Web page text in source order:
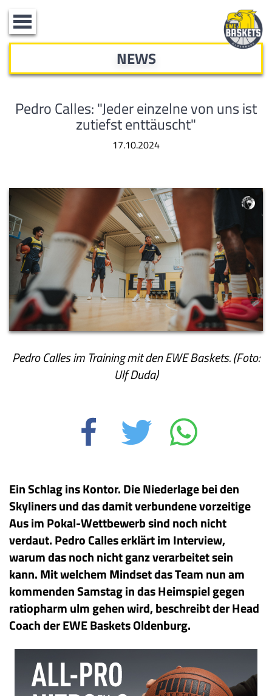
Toggle
navigation
NEWS
Pedro Calles: "Jeder einzelne von uns ist
zutiefst enttäuscht"
17.10.2024
Pedro Calles im Training mit den EWE Baskets. (Foto:
Ulf Duda)
Ein Schlag ins Kontor. Die Niederlage bei den
Skyliners und das damit verbundene vorzeitige
Aus im Pokal-Wettbewerb sind noch nicht
verdaut. Pedro Calles erklärt im Interview,
warum das noch nicht ganz verarbeitet sein
kann. Mit welchem Mindset das Team nun am
kommenden Samstag in das Heimspiel gegen
ratiopharm ulm gehen wird, beschreibt der Head
Coach der EWE Baskets Oldenburg.